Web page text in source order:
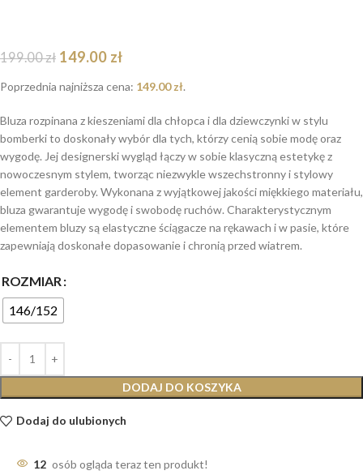
199.00zł 149.00 zł
Poprzednia najniższa cena: 149.00zł.
Bluza rozpinana z kieszeniami dla chłopca i dla dziewczynki w stylu
bomberki to doskonały wybór dla tych, którzy cenią sobie modę oraz
wygodę. Jej designerski wygląd łączy w sobie klasyczną estetykę z
nowoczesnym stylem, tworząc niezwykle wszechstronny i stylowy
element garderoby. Wykonana z wyjątkowej jakości miękkiego materiału,
bluza gwarantuje wygodę i swobodę ruchów. Charakterystycznym
elementem bluzy są elastyczne ściągacze na rękawach i w pasie, które
zapewniają doskonałe dopasowanie i chronią przed wiatrem.
ROZMIAR
146/152
DODAJ DO KOSZYKA
Dodaj do ulubionych
12 osób ogląda teraz ten produkt!